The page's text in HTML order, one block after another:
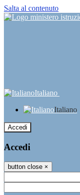
Salta al contenuto
Italiano
Italiano
Accedi
Accedi
button close ×